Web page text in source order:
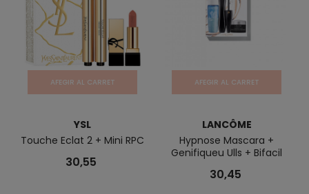
AFEGIR AL CARRET
YSL
Touche Eclat 2 + Mini RPC
30,55
AFEGIR AL CARRET
LANCÔME
Hypnose Mascara +
Genifiqueu Ulls + Bifacil
30,45